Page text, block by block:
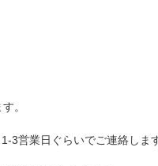
。
3営業日ぐらいでご連絡しま